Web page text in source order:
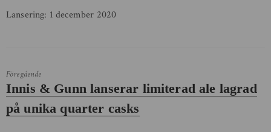
Lansering: 1 december 2020
Föregående
Föregående
inlägg:
Innis & Gunn lanserar limiterad ale lagrad
på unika quarter casks